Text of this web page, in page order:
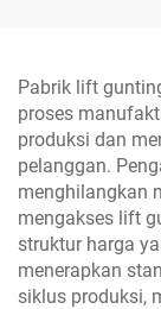
Pabrik lift
proses
produksi dan
pelanggan.
menghilangkan
mengakses lift
struktur harga
menerapkan
siklus produksi,